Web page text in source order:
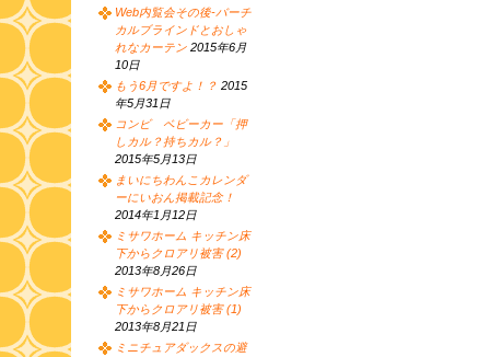
Web内覧会その後-バーチ
カルブラインドとおしゃ
れなカーテン 2015年6月
10日
もう6月ですよ！？ 2015
年5月31日
コンビ ベビーカー「押
しカル？持ちカル？」
2015年5月13日
まいにちわんこカレンダ
ーにいおん掲載記念！
2014年1月12日
ミサワホーム キッチン床
下からクロアリ被害 (2)
2013年8月26日
ミサワホーム キッチン床
下からクロアリ被害 (1)
2013年8月21日
ミニチュアダックスの避